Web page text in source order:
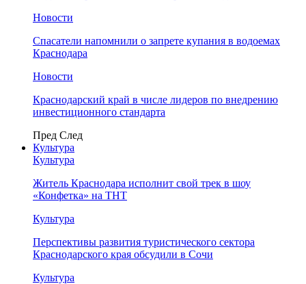
Новости
Спасатели напомнили о запрете купания в водоемах
Краснодара
Новости
Краснодарский край в числе лидеров по внедрению
инвестиционного стандарта
Пред След
Культура
Культура
Житель Краснодара исполнит свой трек в шоу
«Конфетка» на ТНТ
Культура
Перспективы развития туристического сектора
Краснодарского края обсудили в Сочи
Культура